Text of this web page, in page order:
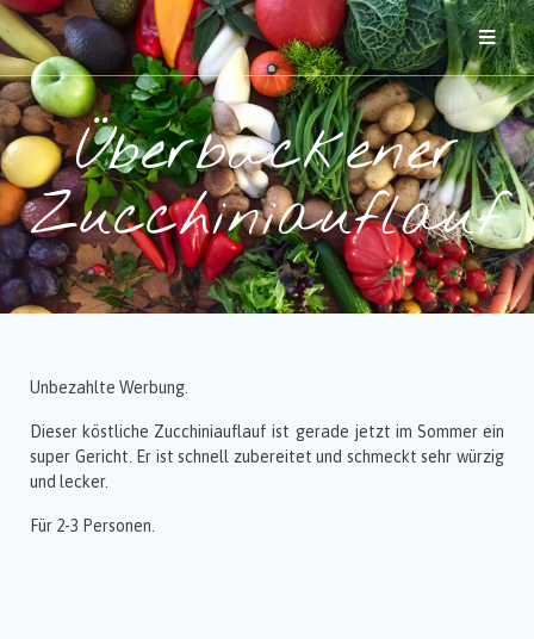
Überbackener
Zucchiniauflauf
Unbezahlte Werbung.
Dieser köstliche Zucchiniauflauf ist gerade jetzt im Sommer ein
super Gericht. Er ist schnell zubereitet und schmeckt sehr würzig
und lecker.
Für 2-3 Personen.